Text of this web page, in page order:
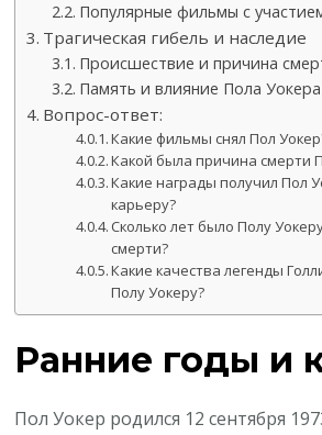
Популярные фильмы с
Трагическая гибель и наследие
Происшествие и причина
Память и влияние Пола Уокера
Вопрос-ответ:
Какие фильмы снял Пол
Какой была причина смерти
Какие награды получил Пол
карьеру?
Сколько лет было Полу
смерти?
Какие качества легенды
Полу Уокеру?
Ранние годы и
Пол Уокер родился 12 сентября